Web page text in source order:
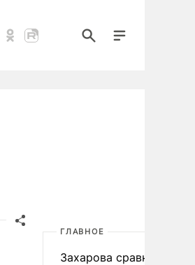
ГЛАВНОЕ
Захарова сравнила